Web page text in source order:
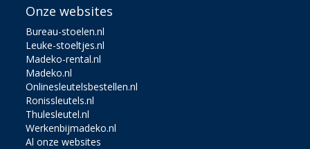
Onze websites
Bureau-stoelen.nl
Leuke-stoeltjes.nl
Madeko-rental.nl
Madeko.nl
Onlinesleutelsbestellen.nl
Ronissleutels.nl
Thulesleutel.nl
Werkenbijmadeko.nl
Al onze websites